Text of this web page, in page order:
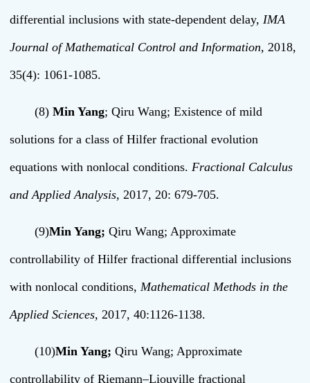
differential inclusions with state-dependent delay, IMA
Journal of Mathematical Control and Information, 2018,
35(4): 1061-1085.
(8) Min Yang; Qiru Wang; Existence of mild
solutions for a class of Hilfer fractional evolution
equations with nonlocal conditions. Fractional Calculus
and Applied Analysis, 2017, 20: 679-705.
(9)Min Yang; Qiru Wang; Approximate
controllability of Hilfer fractional differential inclusions
with nonlocal conditions, Mathematical Methods in the
Applied Sciences, 2017, 40:1126-1138.
(10)Min Yang; Qiru Wang; Approximate
controllability of Riemann–Liouville fractional